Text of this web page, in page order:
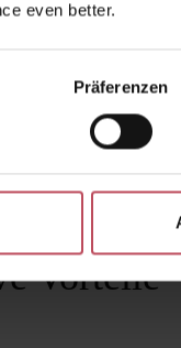
even better.
Präferenzen
Vorteile